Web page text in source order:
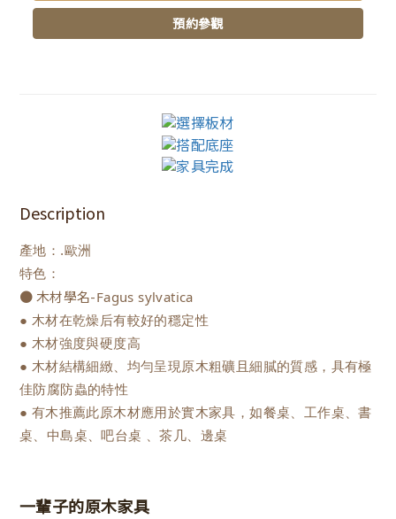
預約參觀
Description
產地：.歐洲
特色：
● 木材學名-Fagus sylvatica
● 木材在乾燥后有較好的穩定性
● 木材強度與硬度高
● 木材結構細緻、均勻呈現原木粗礦且細膩的質感，具有極
佳防腐防蟲的特性
● 有木推薦此原木材應用於實木家具，如餐桌、工作桌、書
桌、中島桌、吧台桌 、茶几、邊桌
一輩子的原木家具